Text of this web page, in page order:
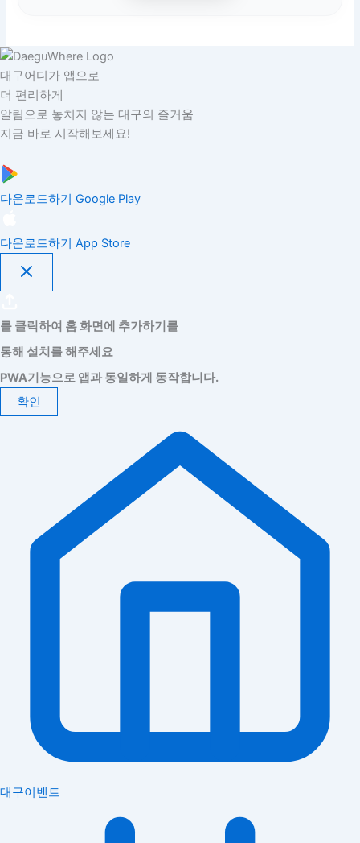
대구어디가 앱으로
더 편리하게
알림으로 놓치지 않는 대구의 즐거움
지금 바로 시작해보세요!
다운로드하기 Google Play
다운로드하기 App Store
를 클릭하여 홈 화면에 추가하기를
통해 설치를 해주세요
PWA기능으로 앱과 동일하게 동작합니다.
확인
대구이벤트